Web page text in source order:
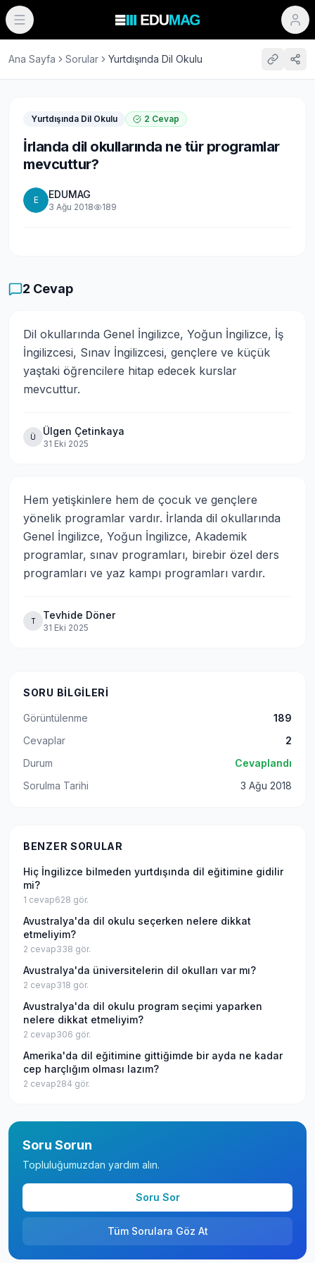
Ana Sayfa Sorular Yurtdışında Dil Okulu
Yurtdışında Dil Okulu 2 Cevap
İrlanda dil okullarında ne tür programlar
mevcuttur?
E EDUMAG
3 Ağu 2018 189
2 Cevap
Dil okullarında Genel İngilizce, Yoğun İngilizce, İş
İngilizcesi, Sınav İngilizcesi, gençlere ve küçük
yaştaki öğrencilere hitap edecek kurslar
mevcuttur.
Ü Ülgen Çetinkaya
31 Eki 2025
Hem yetişkinlere hem de çocuk ve gençlere
yönelik programlar vardır. İrlanda dil okullarında
Genel İngilizce, Yoğun İngilizce, Akademik
programlar, sınav programları, birebir özel ders
programları ve yaz kampı programları vardır.
T Tevhide Döner
31 Eki 2025
SORU BILGILERI
Görüntülenme
189
Cevaplar
2
Durum
Cevaplandı
Sorulma Tarihi
3 Ağu 2018
BENZER SORULAR
Hiç İngilizce bilmeden yurtdışında dil eğitimine gidilir
mi?
1 cevap628 gör.
Avustralya'da dil okulu seçerken nelere dikkat
etmeliyim?
2 cevap338 gör.
Avustralya'da üniversitelerin dil okulları var mı?
2 cevap318 gör.
Avustralya'da dil okulu program seçimi yaparken
nelere dikkat etmeliyim?
2 cevap306 gör.
Amerika'da dil eğitimine gittiğimde bir ayda ne kadar
cep harçlığım olması lazım?
2 cevap284 gör.
Soru Sorun
Topluluğumuzdan yardım alın.
Soru Sor
Tüm Sorulara Göz At